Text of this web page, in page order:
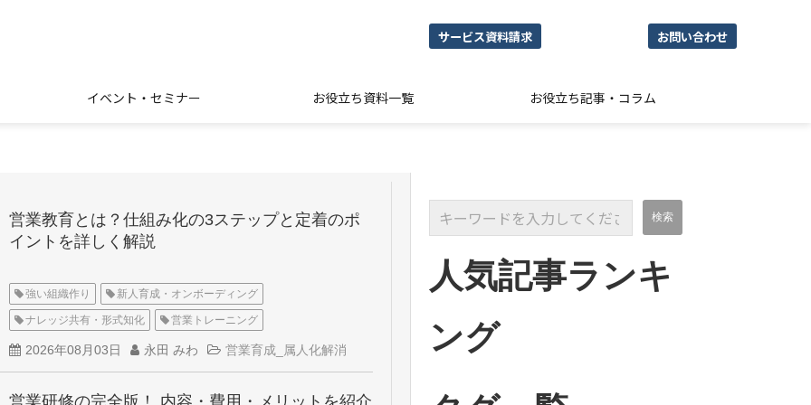
サービス資料請求 お問い合わせ
イベント・セミナー お役立ち資料一覧 お役立ち記事・コラム
営業教育とは？仕組み化の3ステップと定着のポ
イントを詳しく解説
強い組織作り 新人育成・オンボーディング
ナレッジ共有・形式知化 営業トレーニング
2026年08月03日 永田 みわ 営業育成_属人化解消
営業研修の完全版！ 内容・費用・メリットを紹介
人気記事ランキ
ング